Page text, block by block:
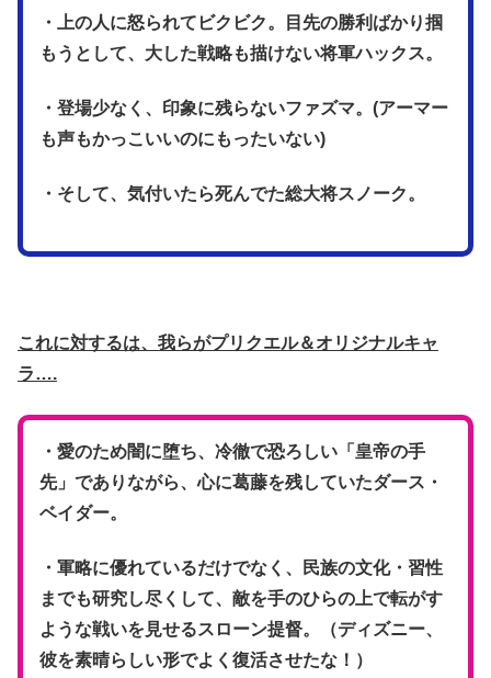
・上の人に怒られてビクビク。目先の勝利ばかり掴
もうとして、大した戦略も描けない将軍ハックス。
・登場少なく、印象に残らないファズマ。(アーマー
も声もかっこいいのにもったいない)
・そして、気付いたら死んでた総大将スノーク。
これに対するは、我らがプリクエル＆オリジナルキャ
ラ….
・愛のため闇に堕ち、冷徹で恐ろしい「皇帝の手
先」でありながら、心に葛藤を残していたダース・
ベイダー。
・軍略に優れているだけでなく、民族の文化・習性
までも研究し尽くして、敵を手のひらの上で転がす
ような戦いを見せるスローン提督。（ディズニー、
彼を素晴らしい形でよく復活させたな！）